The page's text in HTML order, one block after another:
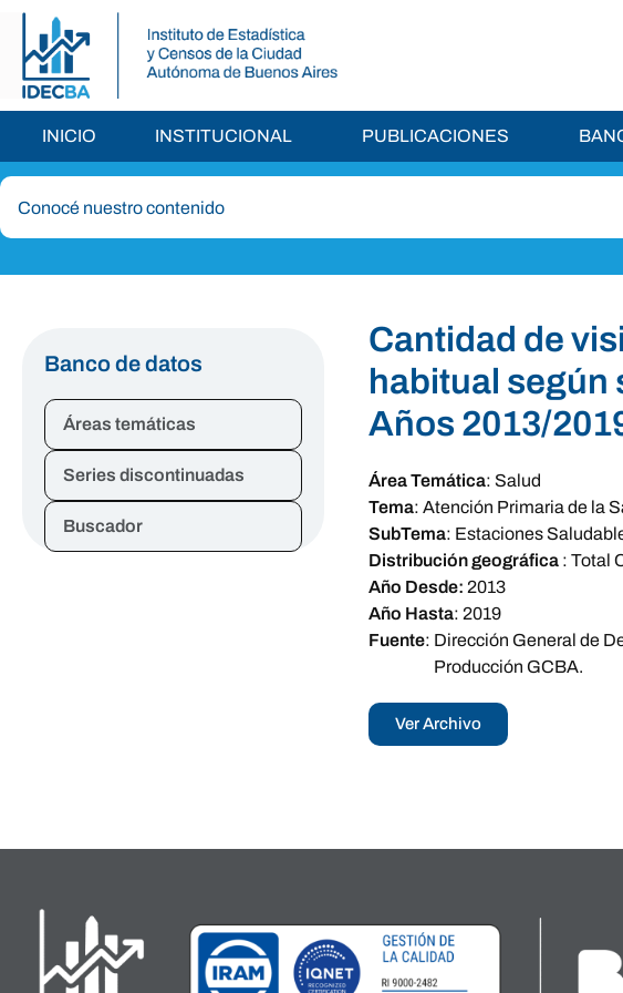
INICIO INSTITUCIONAL PUBLICACIONES
Banco de datos
Áreas temáticas
Series discontinuadas
Buscador
Cantidad de
habitual según
Años 2013/
Área Temática: Salud
Tema: Atención Primaria de la
SubTema: Estaciones
Distribución geográfica : Total
Año Desde: 2013
Año Hasta: 2019
Fuente: Dirección General de
Producción GCBA.
Ver Archivo